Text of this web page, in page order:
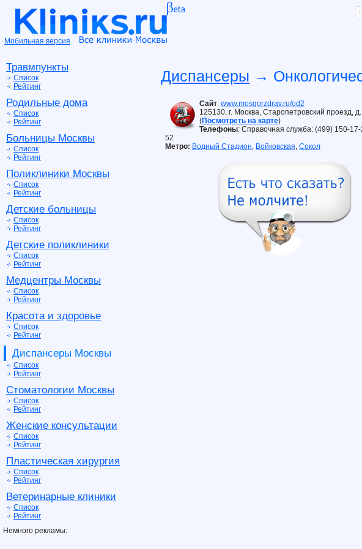
Диспансеры →
Сайт: www.mosgorzdrav.ru/od2
125130, г. Москва, Старопетровский проезд,
(Посмотреть на карте)
Телефоны: Справочная служба: (499) 150-
52
Метро: Водный Стадион, Войковская, Сокол
Травмпункты
Список
Рейтинг
Родильные дома
Список
Рейтинг
Больницы Москвы
Список
Рейтинг
Поликлиники Москвы
Список
Рейтинг
Детские больницы
Список
Рейтинг
Детские поликлиники
Список
Рейтинг
Медцентры Москвы
Список
Рейтинг
Красота и здоровье
Список
Рейтинг
Диспансеры Москвы
Список
Рейтинг
Стоматологии Москвы
Список
Рейтинг
Женские консультации
Список
Рейтинг
Пластическая хирургия
Список
Рейтинг
Ветеринарные клиники
Список
Рейтинг
Немного рекламы:
Мобильная версия